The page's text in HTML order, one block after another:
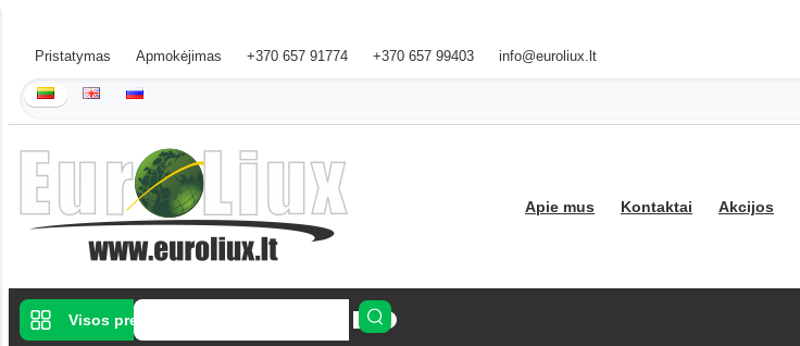
Pristatymas Apmokėjimas +370 657 91774 +370 657 99403 info@euroliux.lt
Apie mus Kontaktai Akcijos
Visos prekės